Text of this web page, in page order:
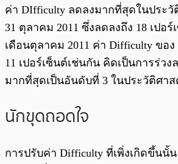
ค่า DIfficulty ลดลงมากที่สุดในประ
31 ตุลาคม 2011 ซึ่งลดลงถึง 18 เปอ
เดือนตุลาคม 2011 ค่า Difficulty ของ
11 เปอร์เซ็นต์เช่นกัน คิดเป็นการร่ว
มากที่สุดเป็นอันดับที่ 3 ในประวัติศาส
นักขุดถอดใจ
การปรับค่า Difficulty ที่เพิ่งเกิดขึ้นนั้